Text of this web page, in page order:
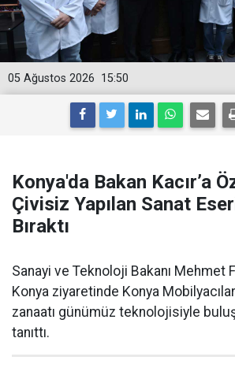
15:50
05 Ağustos 2026
Konya'da Bakan Kacır’a
Çivisiz Yapılan Sanat
Bıraktı
Sanayi ve Teknoloji Bakanı Mehmet
Konya ziyaretinde Konya
zanaatı günümüz teknolojisiyle
tanıttı.